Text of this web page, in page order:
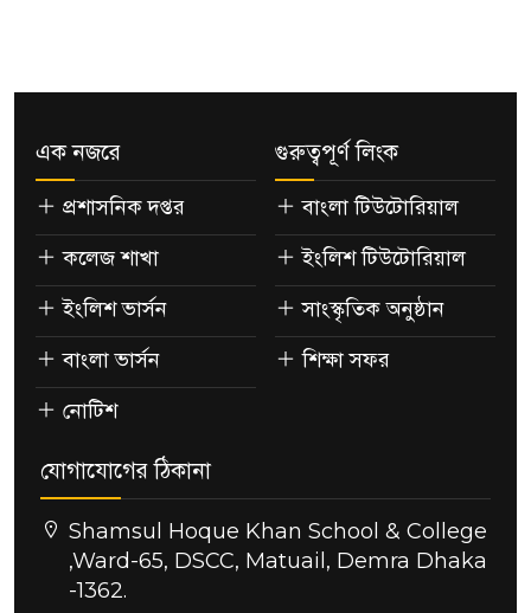
এক নজরে
প্রশাসনিক দপ্তর
কলেজ শাখা
ইংলিশ ভার্সন
বাংলা ভার্সন
নোটিশ
গুরুত্বপূর্ণ লিংক
বাংলা টিউটোরিয়াল
ইংলিশ টিউটোরিয়াল
সাংস্কৃতিক অনুষ্ঠান
শিক্ষা সফর
যোগাযোগের ঠিকানা
Shamsul Hoque Khan School & College
,Ward-65, DSCC, Matuail, Demra Dhaka
-1362.